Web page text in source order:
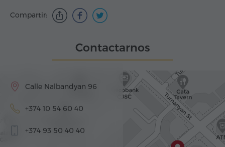
Compartir:
Contactarnos
Calle Nalbandyan 96
+374 10 54 60 40
+374 93 50 40 40